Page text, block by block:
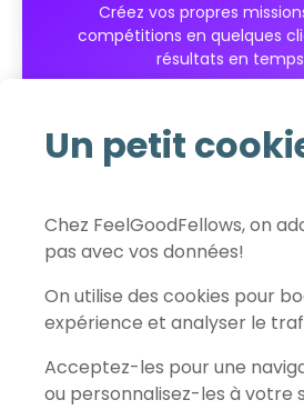
Créez vos propres
compétitions en quelques
résultats en
Commencer
Un petit
Chez FeelGoodFellows, on
pas avec vos données!
On utilise des cookies pour
expérience et analyser le
Acceptez-les pour une
ou personnalisez-les à votre
FeelGoodFellows
ContactPolitique de confidentialité
Mentions légalesPréférences des